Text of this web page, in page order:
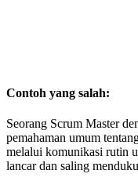
Contoh yang salah:
Seorang Scrum Master
pemahaman umum
melalui komunikasi rutin
lancar dan saling